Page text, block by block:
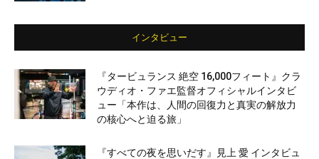
インタビュー
『タービュランス 絶空 16,000フィート』クラ
ウディオ・ファエ監督オフィシャルインタビ
ュー「本作は、人間の回復力と真実の解放力
の核心へと迫る旅」
『すべての夜を思いだす』見上 愛 インタビュ